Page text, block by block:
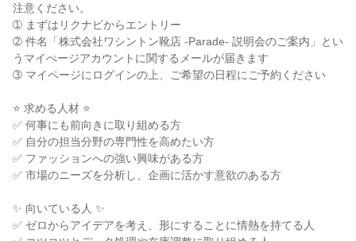
注意ください。
➀ まずはリクナビからエントリー
➁ 件名「株式会社ワシントン靴店 -Parade- 説明会のご案内」とい
うマイぺージアカウントに関するメールが届きます
➂ マイページにログインの上、ご希望の日程にご予約ください
⭐ 求める人材 ⭐
✅ 何事にも前向きに取り組める方
✅ 自分の担当分野の専門性を高めたい方
✅ ファッションへの強い興味がある方
✅ 市場のニーズを分析し、企画に活かす意欲のある方
✨ 向いている人 ✨
✅ ゼロからアイデアを考え、形にすることに情熱を持てる人